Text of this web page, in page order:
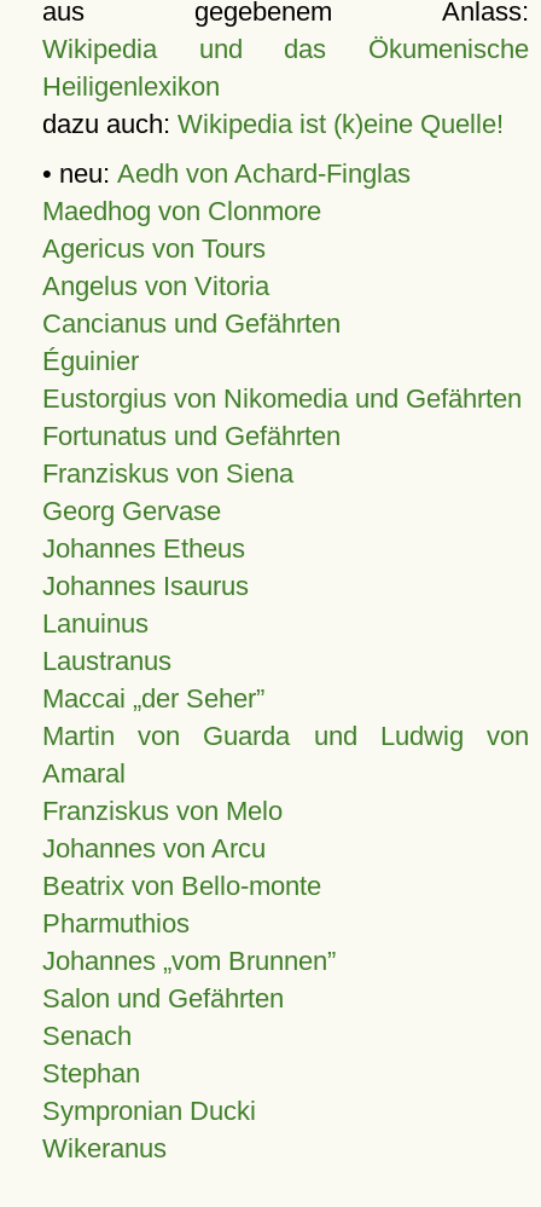
aus gegebenem Anlass:
Wikipedia und das Ökumenische
Heiligenlexikon
dazu auch: Wikipedia ist (k)eine Quelle!
• neu: Aedh von Achard-Finglas
Maedhog von Clonmore
Agericus von Tours
Angelus von Vitoria
Cancianus und Gefährten
Éguinier
Eustorgius von Nikomedia und Gefährten
Fortunatus und Gefährten
Franziskus von Siena
Georg Gervase
Johannes Etheus
Johannes Isaurus
Lanuinus
Laustranus
Maccai „der Seher”
Martin von Guarda und Ludwig von
Amaral
Franziskus von Melo
Johannes von Arcu
Beatrix von Bello-monte
Pharmuthios
Johannes vom Brunnen
Salon und Gefährten
Senach
Stephan
Sympronian Ducki
Wikeranus